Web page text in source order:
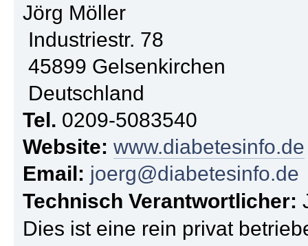
Jörg Möller
Industriestr. 78
45899 Gelsenkirchen
Deutschland
Tel. 0209-5083540
Website: www.diabetesinfo.de
Email: joerg@diabetesinfo.de
Technisch Verantwortlicher:
Dies ist eine rein privat